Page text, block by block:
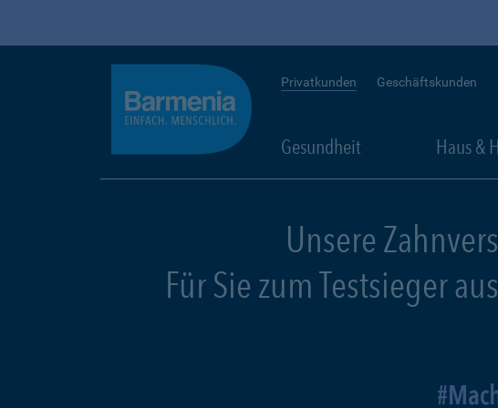
Privatkunden Geschäftskunden
Gesundheit Haus &
Unsere
Für Sie zum Testsieger